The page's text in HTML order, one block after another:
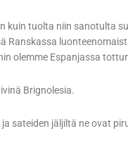
kuin tuolta niin sanotulta
Ranskassa
olemme Espanjassa
Brignolesia.
sateiden jäljiltä ne ovat